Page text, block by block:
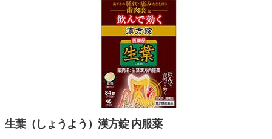
生葉（しょうよう）漢方錠 内服薬